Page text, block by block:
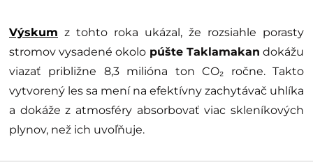
Výskum z tohto roka ukázal, že rozsiahle porasty
stromov vysadené okolo púšte Taklamakan dokážu
viazať približne 8,3 milióna ton CO₂ ročne. Takto
vytvorený les sa mení na efektívny zachytávač uhlíka
a dokáže z atmosféry absorbovať viac skleníkových
plynov, než ich uvoľňuje.